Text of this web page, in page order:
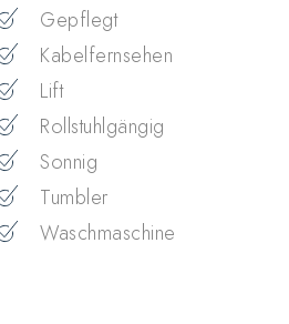
Gepflegt
Kabelfernsehen
Lift
Rollstuhlgängig
Sonnig
Tumbler
Waschmaschine